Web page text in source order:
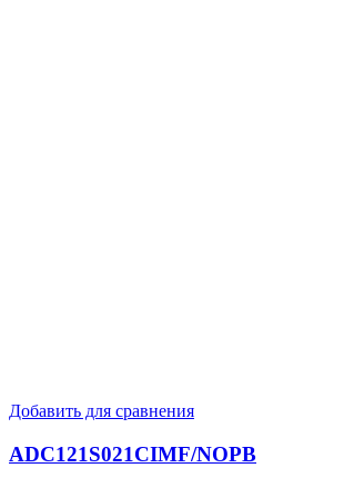
Добавить для сравнения
ADC121S021CIMF/NOPB